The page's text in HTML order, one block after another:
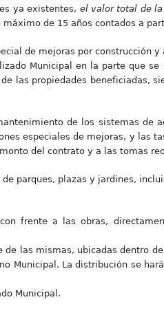
ya existentes, el valor total de la
máximo de 15 años contados a
de mejoras por construcción
Municipal en la parte que
las propiedades beneficiadas,
de los sistemas de
especiales de mejoras, y las
del contrato y a las tomas
de parques, plazas y jardines,
frente a las obras,
las mismas, ubicadas dentro
Municipal. La distribución se
Municipal.